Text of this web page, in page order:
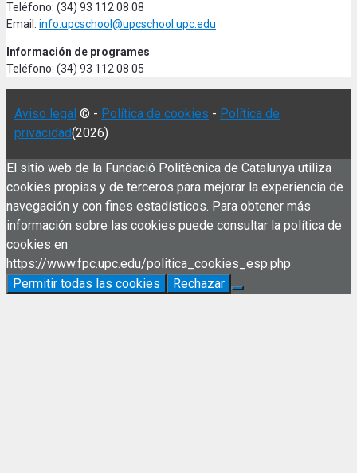
Teléfono: (34) 93 112 08 08
Email: info.upcschool@upcschool.upc.edu
Información de programes
Teléfono: (34) 93 112 08 05
Aviso legal © - Política de cookies - Política de
privacidad(2026)
El sitio web de la Fundació Politècnica de Catalunya utiliza
cookies propias y de terceros para mejorar la experiencia de
navegación y con fines estadísticos. Para obtener más
información sobre las cookies puede consultar la política de
cookies en
https://www.fpc.upc.edu/politica_cookies_esp.php
Permitir todas las cookies
Rechazar